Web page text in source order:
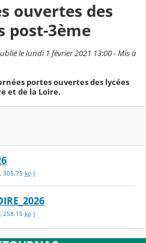
ouvertes des
post-3ème
le lundi 1 février 2021 13:00 - Mis à
portes ouvertes des lycées
et de la Loire.
, 305.75 ko)
, 258.15 ko)